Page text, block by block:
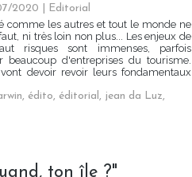
2020
Editorial
comme les autres et tout le monde ne
ni très loin non plus... Les enjeux de
risques sont immenses, parfois
beaucoup d'entreprises du tourisme.
devoir revoir leurs fondamentaux
, édito, éditorial, jean da Luz,
ton île ?"